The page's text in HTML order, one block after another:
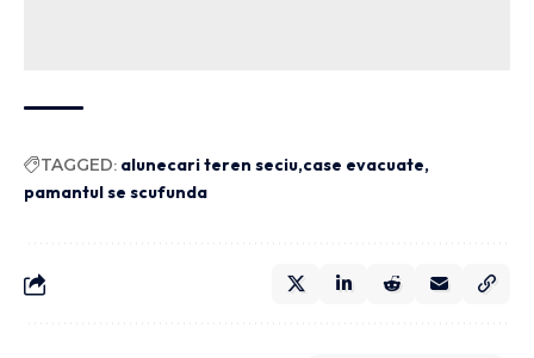
TAGGED: alunecari teren seciu case evacuate
pamantul se scufunda